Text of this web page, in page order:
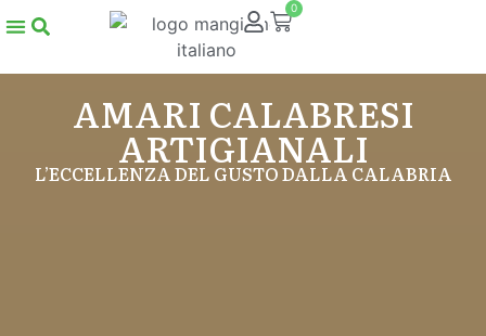
0
AMARI CALABRESI
ARTIGIANALI
L’ECCELLENZA DEL GUSTO DALLA CALABRIA